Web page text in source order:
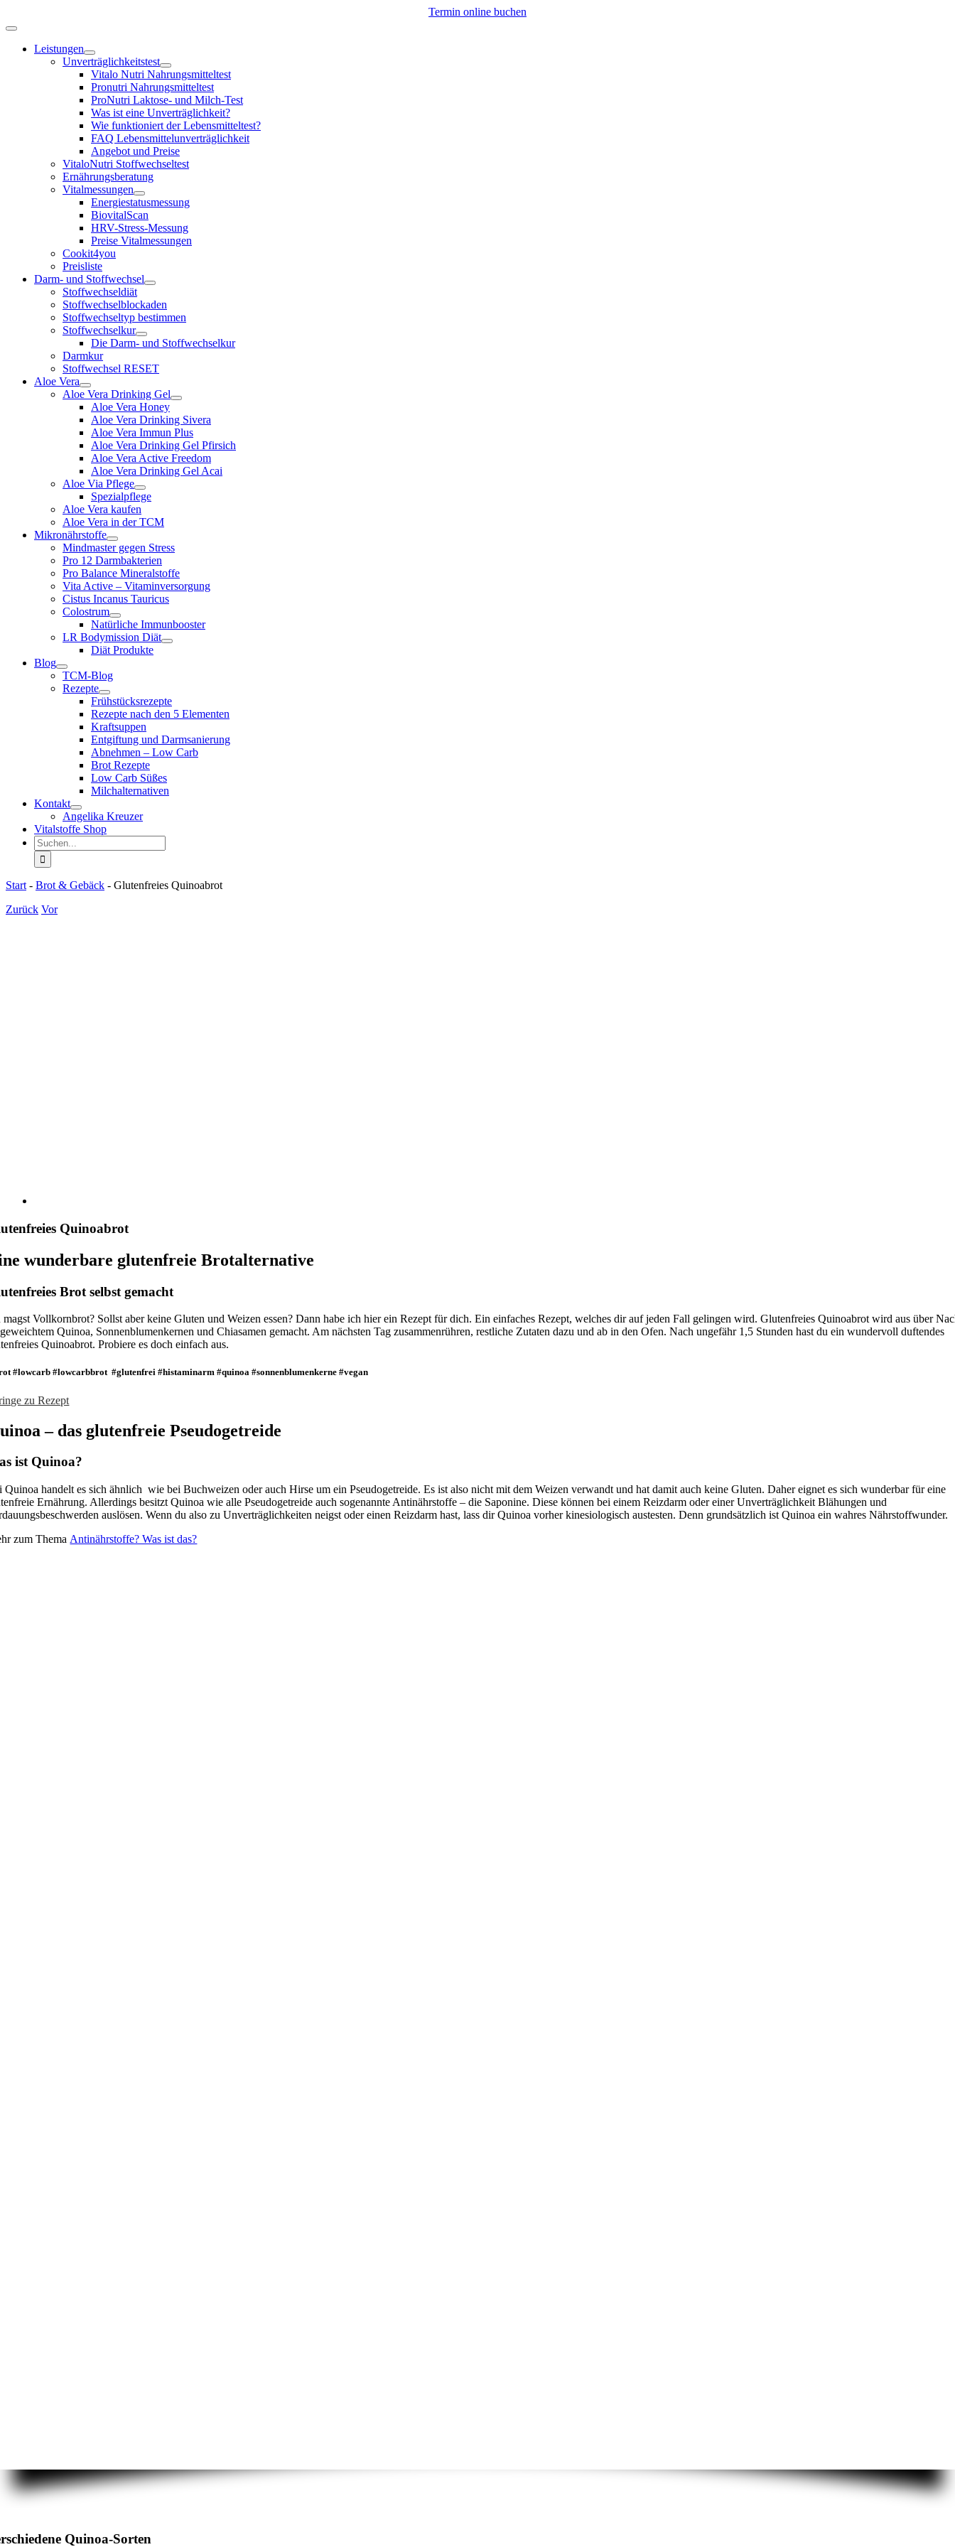
Inhalt
Termin online buchen
Toggle
NavigationLeistungen
Unverträglichkeitstest
Vitalo Nutri Nahrungsmitteltest
Pronutri Nahrungsmitteltest
ProNutri Laktose- und Milch-Test
Was ist eine Unverträglichkeit?
Wie funktioniert der Lebensmitteltest?
FAQ Lebensmittelunverträglichkeit
Angebot und Preise
VitaloNutri Stoffwechseltest
Ernährungsberatung
Vitalmessungen
Energiestatusmessung
BiovitalScan
HRV-Stress-Messung
Preise Vitalmessungen
Cookit4you
Preisliste
Darm- und Stoffwechsel
Stoffwechseldiät
Stoffwechselblockaden
Stoffwechseltyp bestimmen
Stoffwechselkur
Die Darm- und Stoffwechselkur
Darmkur
Stoffwechsel RESET
Aloe Vera
Aloe Vera Drinking Gel
Aloe Vera Honey
Aloe Vera Drinking Sivera
Aloe Vera Immun Plus
Aloe Vera Drinking Gel Pfirsich
Aloe Vera Active Freedom
Aloe Vera Drinking Gel Acai
Aloe Via Pflege
Spezialpflege
Aloe Vera kaufen
Aloe Vera in der TCM
Mikronährstoffe
Mindmaster gegen Stress
Pro 12 Darmbakterien
Pro Balance Mineralstoffe
Vita Active – Vitaminversorgung
Cistus Incanus Tauricus
Colostrum
Natürliche Immunbooster
LR Bodymission Diät
Diät Produkte
Blog
TCM-Blog
Rezepte
Frühstücksrezepte
Rezepte nach den 5 Elementen
Kraftsuppen
Entgiftung und Darmsanierung
Abnehmen – Low Carb
Brot Rezepte
Low Carb Süßes
Milchalternativen
Kontakt
Angelika Kreuzer
Vitalstoffe Shop
Suche
nach:
Start - Brot & Gebäck - Glutenfreies Quinoabrot
Zurück Vor
Quinoabrot
wunderbare glutenfreie Brotalternative
Brot selbst gemacht
magst Vollkornbrot? Sollst aber keine Gluten und Weizen essen? Dann habe ich hier ein Rezept für dich. Ein einfaches Rezept, welches dir auf jeden Fall gelingen wird. Glutenfreies Quinoabrot wird aus über
Quinoa, Sonnenblumenkernen und Chiasamen gemacht. Am nächsten Tag zusammenrühren, restliche Zutaten dazu und ab in den Ofen. Nach ungefähr 1,5 Stunden hast du ein wundervoll duftendes
Quinoabrot. Probiere es doch einfach aus.
#lowcarb #lowcarbbrot #glutenfrei #histaminarm #quinoa #sonnenblumenkerne #vegan
zu Rezept
– das glutenfreie Pseudogetreide
ist Quinoa?
Quinoa handelt es sich ähnlich wie bei Buchweizen oder auch Hirse um ein Pseudogetreide. Es ist also nicht mit dem Weizen verwandt und hat damit auch keine Gluten. Daher eignet es sich wunderbar für eine
Ernährung. Allerdings besitzt Quinoa wie alle Pseudogetreide auch sogenannte Antinährstoffe – die Saponine. Diese können bei einem Reizdarm oder einer Unverträglichkeit Blähungen und
auslösen. Wenn du also zu Unverträglichkeiten neigst oder einen Reizdarm hast, lass dir Quinoa vorher kinesiologisch austesten. Denn grundsätzlich ist Quinoa ein wahres Nährstoffwunder.
zum Thema Antinährstoffe? Was ist das?
Quinoa-Sorten